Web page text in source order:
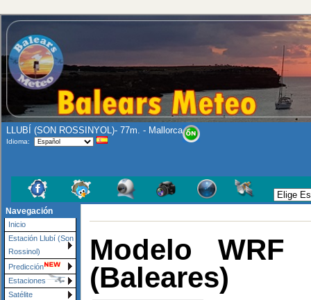
LLUBÍ (SON ROSSINYOL)- 77m. - Mallorca
Idioma:
Navegación
Inicio
Estación Llubí (Son
Rossinol)
Predicción
Estaciones
Satélite
Modelo WRF
(Baleares)